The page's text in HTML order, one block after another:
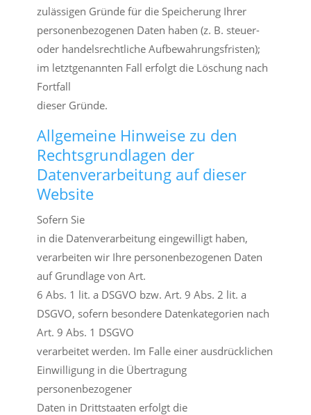
zulässigen Gründe für die Speicherung Ihrer
personenbezogenen Daten haben (z. B. steuer-
oder handelsrechtliche Aufbewahrungsfristen);
im letztgenannten Fall erfolgt die Löschung nach
Fortfall
dieser Gründe.
Allgemeine Hinweise zu den
Rechtsgrundlagen der
Datenverarbeitung auf dieser
Website
Sofern Sie
in die Datenverarbeitung eingewilligt haben,
verarbeiten wir Ihre personenbezogenen Daten
auf Grundlage von Art.
6 Abs. 1 lit. a DSGVO bzw. Art. 9 Abs. 2 lit. a
DSGVO, sofern besondere Datenkategorien nach
Art. 9 Abs. 1 DSGVO
verarbeitet werden. Im Falle einer ausdrücklichen
Einwilligung in die Übertragung
personenbezogener
Daten in Drittstaaten erfolgt die